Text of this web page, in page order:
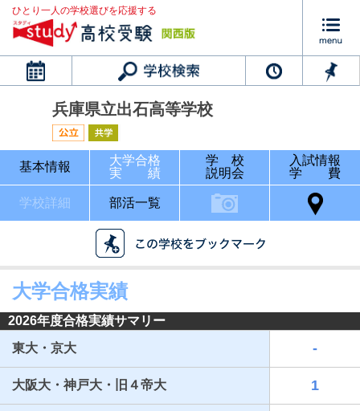
ひとり一人の学校選びを応援する
カレンダー
兵庫県立出石高等学校
基本情報
大学合格
実 績
学 校
説明会
入試情報
学 費
学校詳細 部活一覧
大学合格実績
2026年度合格実績サマリー
東大・京大
-
大阪大・神戸大・旧４帝大 1